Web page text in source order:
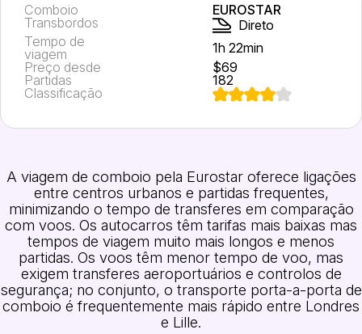
Comboio
EUROSTAR
Transbordos
Direto
Tempo de
viagem
1h 22min
Preço desde
$69
Partidas
182
Classificação
A viagem de comboio pela Eurostar oferece ligações
entre centros urbanos e partidas frequentes,
minimizando o tempo de transferes em comparação
com voos. Os autocarros têm tarifas mais baixas mas
tempos de viagem muito mais longos e menos
partidas. Os voos têm menor tempo de voo, mas
exigem transferes aeroportuários e controlos de
segurança; no conjunto, o transporte porta-a-porta de
comboio é frequentemente mais rápido entre Londres
e Lille.